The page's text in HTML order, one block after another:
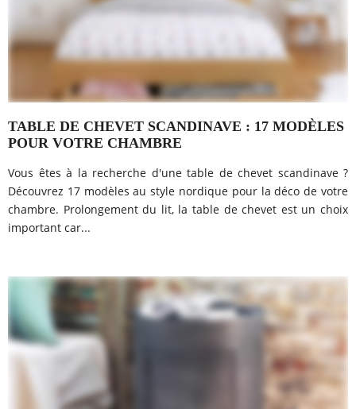
TABLE DE CHEVET SCANDINAVE : 17 MODÈLES
POUR VOTRE CHAMBRE
Vous êtes à la recherche d'une table de chevet scandinave ?
Découvrez 17 modèles au style nordique pour la déco de votre
chambre. Prolongement du lit, la table de chevet est un choix
important car...